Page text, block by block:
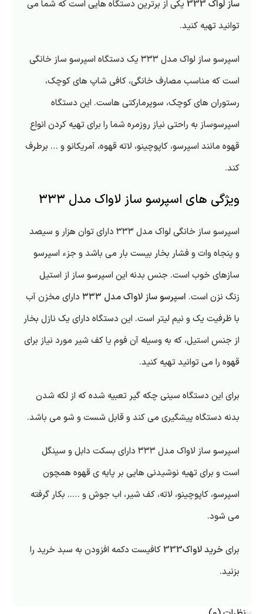
ساز لواک 333
یکی از برترین دستگاه هایی است که شما می
توانید تهیه کنید.
اسپرسو ساز لواک مدل ۳۳۳ یک دستگاه اسپرسو ساز خانگی
است که مناسب مصارف خانگی، کافی شاپ های کوچک،
رستوران های کوچک، سوپرمارکتی هاست. این دستگاه
اسپرسوساز به راحتی نیاز روزمره شما را برای تهیه کردن انواع
قهوه مانند اسپرسو، کاپوچینو، لاته قهوه، آمریکانو و … برطرف
کند.
ویژگی های اسپرسو ساز لاواک مدل ۳۳۳
اسپرسو ساز خانگی لواک مدل ۳۳۳ دارای توان هزار و سیصد
و پنجاه وات و فشار بخار بیست بار می باشد و جزء اسپرسو
سازهای خوب است. جنس بدنه این اسپرسو ساز از استیل
زنگ نزن است. اسپرسو ساز لاواک مدل ۳۳۳
دارای مخزن آب
با ظرفیت یک و نیم لیتر است. این دستگاه دارای یک نازل بخار
از جنس استیل، که به وسیله آن فوم یا کف شیر مورد نیاز برای
قهوه را می توانید تهیه کنید.
برای این دستگاه سینی چکه گیر تعبیه شده که از لکه شدن
بدنه دستگاه پیشگیری می کند و قابل شست و شو می باشد.
اسپرسو ساز لاواک مدل ۳۳۳ دارای بسکت دابل و سینگل
است و برای تهیه نوشیدنی هایی بر پایه ی قهوه همچون
اسپرسو، کاپوچینو، لاته، کف شیر، اب جوش و ….. بکار گرفته
می شود.
برای خرید لاواک333
کافیست دکمه افزودن به سبد خرید را
بزنید.